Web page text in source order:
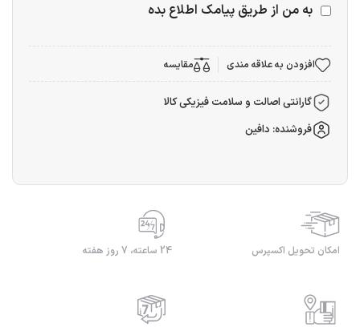
به من از طریق پیامک اطلاع بده
افزودن به علاقه مندی مقایسه
گارانتی اصالت و سلامت فیزیکی کالا
فروشنده: دافین
امکان تحویل اکسپرس 24 ساعته، 7 روز هفته